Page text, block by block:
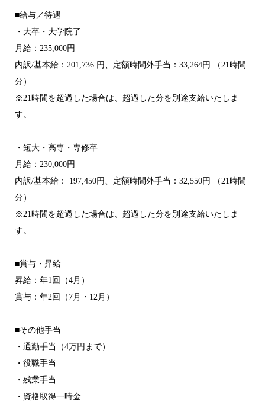
■給与／待遇
・大卒・大学院了
月給：235,000円
内訳/基本給：201,736 円、定額時間外手当：33,264円 （21時間
分）
※21時間を超過した場合は、超過した分を別途支給いたしま
す。
・短大・高専・専修卒
月給：230,000円
内訳/基本給： 197,450円、定額時間外手当：32,550円 （21時間
分）
※21時間を超過した場合は、超過した分を別途支給いたしま
す。
■賞与・昇給
昇給：年1回（4月）
賞与：年2回（7月・12月）
■その他手当
・通勤手当（4万円まで）
・役職手当
・残業手当
・資格取得一時金